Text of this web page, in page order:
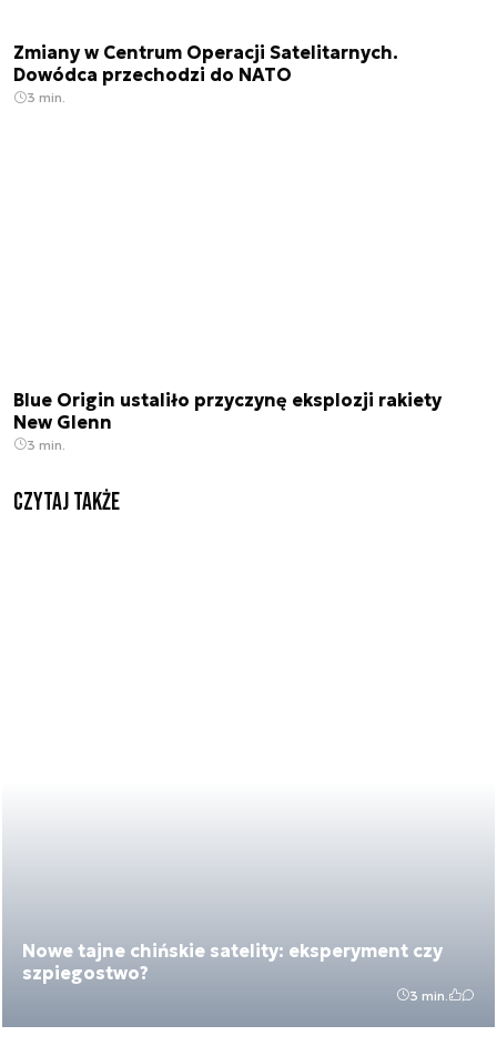
Zmiany w Centrum Operacji Satelitarnych.
Dowódca przechodzi do NATO
3 min.
Blue Origin ustaliło przyczynę eksplozji rakiety
New Glenn
3 min.
Czytaj także
Nowe tajne chińskie satelity: eksperyment czy
szpiegostwo?
3 min.